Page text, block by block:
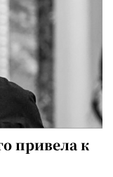
привела к